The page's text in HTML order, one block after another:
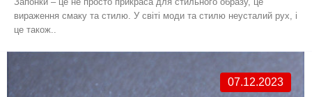
вираження смаку та стилю. У світі моди та стилю неусталий рух, і
це також..
07.12.2023